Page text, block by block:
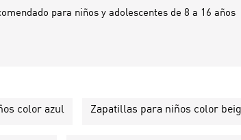
para niños y adolescentes de 8 a 16 años
color azul Zapatillas para niños color